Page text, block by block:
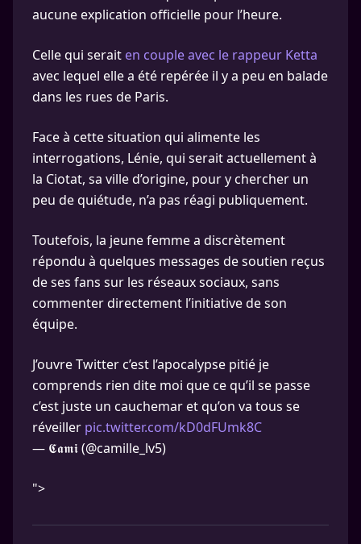
aucune explication officielle pour l’heure.
Celle qui serait en couple avec le rappeur Ketta
avec lequel elle a été repérée il y a peu en balade
dans les rues de Paris.
Face à cette situation qui alimente les
interrogations, Lénie, qui serait actuellement à
la Ciotat, sa ville d’origine, pour y chercher un
peu de quiétude, n’a pas réagi publiquement.
Toutefois, la jeune femme a discrètement
répondu à quelques messages de soutien reçus
de ses fans sur les réseaux sociaux, sans
commenter directement l’initiative de son
équipe.
J’ouvre Twitter c’est l’apocalypse pitié je
comprends rien dite moi que ce qu’il se passe
c’est juste un cauchemar et qu’on va tous se
réveiller pic.twitter.com/kD0dFUmk8C
— 𝕮𝖆𝖒𝖎 (@camille_lv5)
">